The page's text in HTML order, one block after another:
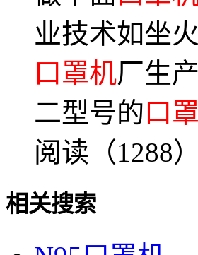
业技术如坐
口罩机厂生
二型号的 口
阅读（1288）
相关搜索